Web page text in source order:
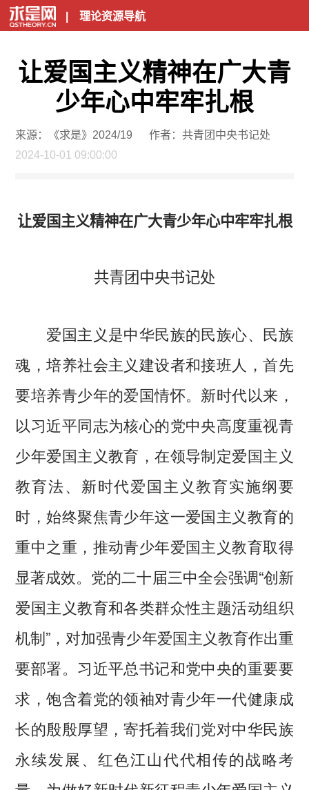
| 理论资源导航
让爱国主义精神在广大青
少年心中牢牢扎根
来源：《求是》2024/19
作者：共青团中央书记处
2024-10-01 09:00:00
让爱国主义精神在广大青少年心中牢牢扎根
共青团中央书记处
爱国主义是中华民族的民族心、民族
魂，培养社会主义建设者和接班人，首先
要培养青少年的爱国情怀。新时代以来，
以习近平同志为核心的党中央高度重视青
少年爱国主义教育，在领导制定爱国主义
教育法、新时代爱国主义教育实施纲要
时，始终聚焦青少年这一爱国主义教育的
重中之重，推动青少年爱国主义教育取得
显著成效。党的二十届三中全会强调“创新
爱国主义教育和各类群众性主题活动组织
机制”，对加强青少年爱国主义教育作出重
要部署。习近平总书记和党中央的重要要
求，饱含着党的领袖对青少年一代健康成
长的殷殷厚望，寄托着我们党对中华民族
永续发展、红色江山代代相传的战略考